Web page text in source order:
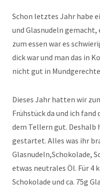
Schon letztes Jahr habe
und Glasnudeln
zum essen war es
dick war und man das in
nicht gut in
Dieses Jahr hatten wir
Frühstück da und ich
dem Tellern gut. Deshalb
gestartet. Alles was ihr
Glasnudeln,Schokolade,
etwas neutrales Öl. Für 4
Schokolade und ca. 75g